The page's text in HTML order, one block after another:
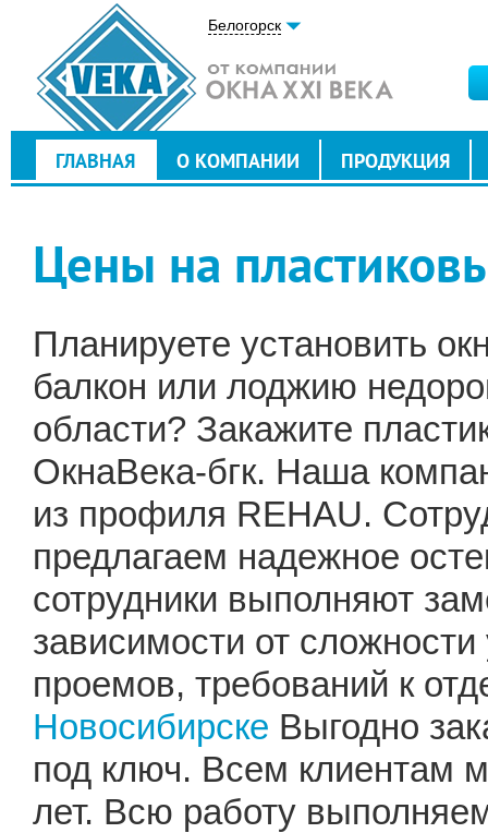
Белогорск
ГЛАВНАЯ О КОМПАНИИ ПРОДУКЦИЯ
Цены на
Планируете установить
балкон или лоджию
области? Закажите
ОкнаВека-бгк. Наша
из профиля REHAU.
предлагаем надежное
сотрудники выполняют
зависимости от
проемов, требований к
Новосибирске Выгодно
под ключ. Всем клиентам
лет. Всю работу